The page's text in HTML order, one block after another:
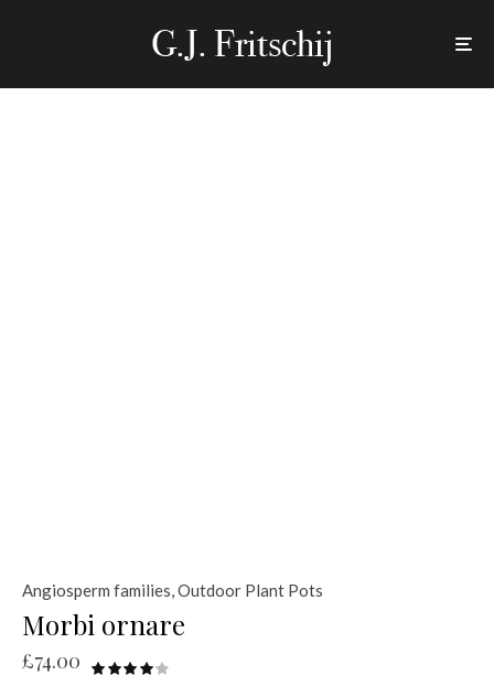
Angiosperm families,Outdoor Plant Pots
Morbi ornare
£74.00